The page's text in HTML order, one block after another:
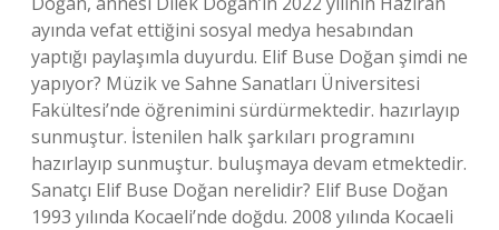
ayında vefat ettiğini sosyal medya hesabından
yaptığı paylaşımla duyurdu. Elif Buse Doğan şimdi ne
yapıyor? Müzik ve Sahne Sanatları Üniversitesi
Fakültesi’nde öğrenimini sürdürmektedir. hazırlayıp
sunmuştur. İstenilen halk şarkıları programını
hazırlayıp sunmuştur. buluşmaya devam etmektedir.
Sanatçı Elif Buse Doğan nerelidir? Elif Buse Doğan
1993 yılında Kocaeli’nde doğdu. 2008 yılında Kocaeli